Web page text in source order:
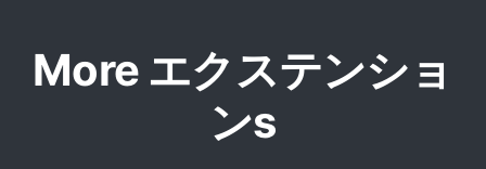
More エクステンショ
ンs